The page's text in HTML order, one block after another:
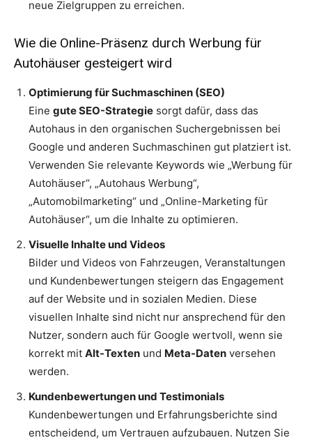
neue Zielgruppen zu erreichen.
Wie die Online-Präsenz durch Werbung für
Autohäuser gesteigert wird
Optimierung für Suchmaschinen (SEO)
Eine gute SEO-Strategie sorgt dafür, dass das
Autohaus in den organischen Suchergebnissen bei
Google und anderen Suchmaschinen gut platziert ist.
Verwenden Sie relevante Keywords wie „Werbung für
Autohäuser“, „Autohaus Werbung“,
„Automobilmarketing“ und „Online-Marketing für
Autohäuser“, um die Inhalte zu optimieren.
Visuelle Inhalte und Videos
Bilder und Videos von Fahrzeugen, Veranstaltungen
und Kundenbewertungen steigern das Engagement
auf der Website und in sozialen Medien. Diese
visuellen Inhalte sind nicht nur ansprechend für den
Nutzer, sondern auch für Google wertvoll, wenn sie
korrekt mit Alt-Texten und Meta-Daten versehen
werden.
Kundenbewertungen und Testimonials
Kundenbewertungen und Erfahrungsberichte sind
entscheidend, um Vertrauen aufzubauen. Nutzen Sie